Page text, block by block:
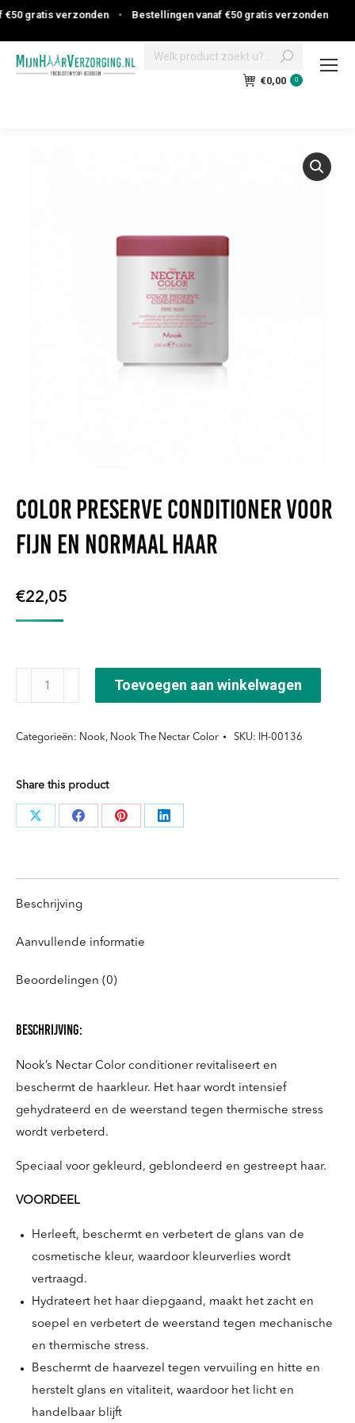
gratis verzonden • Bestellingen vanaf €50 gratis verzonden
Search:
€0,00 0
Color Preserve Conditioner voor
fijn en normaal haar
€22,05
voor
en
normaal
Toevoegen aan winkelwagen
Categorieën: Nook Nook The Nectar Color SKU: IH-00136
Share this product
Deel
Deel
Deel
Deel
Beschrijving
Aanvullende informatie
Beoordelingen (0)
beschrijving:
Nook’s Nectar Color conditioner revitaliseert en
beschermt de haarkleur. Het haar wordt intensief
gehydrateerd en de weerstand tegen thermische stress
wordt verbeterd.
Speciaal voor gekleurd, geblondeerd en gestreept haar.
VOORDEEL
Herleeft, beschermt en verbetert de glans van de
cosmetische kleur, waardoor kleurverlies wordt
vertraagd.
Hydrateert het haar diepgaand, maakt het zacht en
soepel en verbetert de weerstand tegen mechanische
en thermische stress.
Beschermt de haarvezel tegen vervuiling en hitte en
herstelt glans en vitaliteit, waardoor het licht en
handelbaar blijft